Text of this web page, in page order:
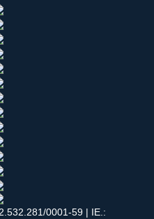
0001-59 | IE.: